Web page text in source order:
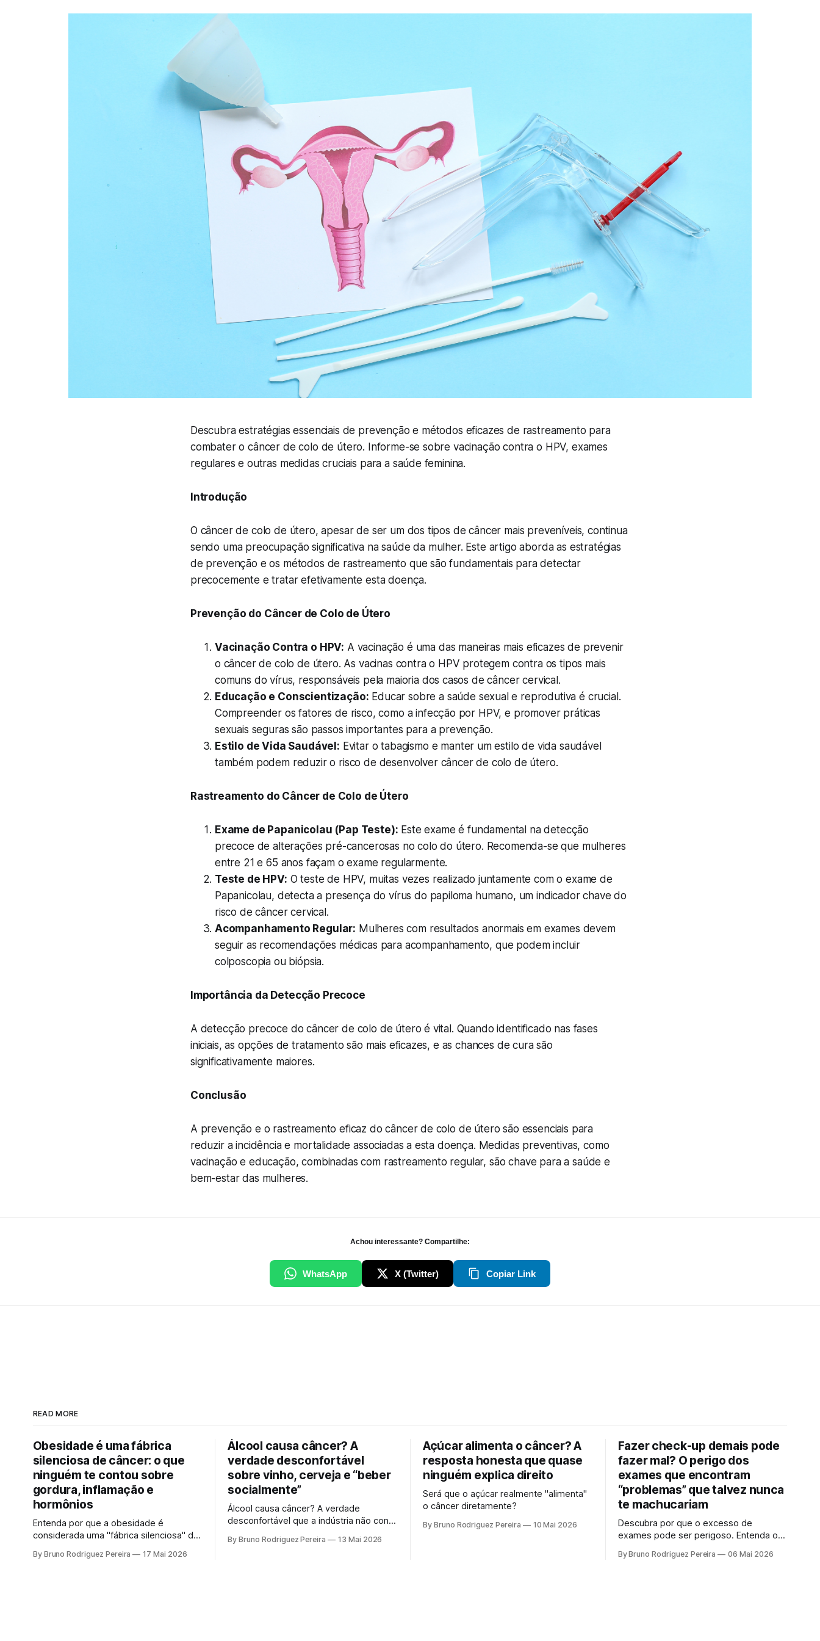
Descubra estratégias essenciais de prevenção e métodos eficazes de rastreamento para
combater o câncer de colo de útero. Informe-se sobre vacinação contra o HPV, exames
regulares e outras medidas cruciais para a saúde feminina.
Introdução
O câncer de colo de útero, apesar de ser um dos tipos de câncer mais preveníveis, continua
sendo uma preocupação significativa na saúde da mulher. Este artigo aborda as estratégias
de prevenção e os métodos de rastreamento que são fundamentais para detectar
precocemente e tratar efetivamente esta doença.
Prevenção do Câncer de Colo de Útero
Vacinação Contra o HPV: A vacinação é uma das maneiras mais eficazes de prevenir
o câncer de colo de útero. As vacinas contra o HPV protegem contra os tipos mais
comuns do vírus, responsáveis pela maioria dos casos de câncer cervical.
Educação e Conscientização: Educar sobre a saúde sexual e reprodutiva é crucial.
Compreender os fatores de risco, como a infecção por HPV, e promover práticas
sexuais seguras são passos importantes para a prevenção.
Estilo de Vida Saudável: Evitar o tabagismo e manter um estilo de vida saudável
também podem reduzir o risco de desenvolver câncer de colo de útero.
Rastreamento do Câncer de Colo de Útero
Exame de Papanicolau (Pap Teste): Este exame é fundamental na detecção
precoce de alterações pré-cancerosas no colo do útero. Recomenda-se que mulheres
entre 21 e 65 anos façam o exame regularmente.
Teste de HPV: O teste de HPV, muitas vezes realizado juntamente com o exame de
Papanicolau, detecta a presença do vírus do papiloma humano, um indicador chave do
risco de câncer cervical.
Acompanhamento Regular: Mulheres com resultados anormais em exames devem
seguir as recomendações médicas para acompanhamento, que podem incluir
colposcopia ou biópsia.
Importância da Detecção Precoce
A detecção precoce do câncer de colo de útero é vital. Quando identificado nas fases
iniciais, as opções de tratamento são mais eficazes, e as chances de cura são
significativamente maiores.
Conclusão
A prevenção e o rastreamento eficaz do câncer de colo de útero são essenciais para
reduzir a incidência e mortalidade associadas a esta doença. Medidas preventivas, como
vacinação e educação, combinadas com rastreamento regular, são chave para a saúde e
bem-estar das mulheres.
Achou interessante? Compartilhe:
WhatsApp X (Twitter) Copiar Link
READ MORE
Obesidade é uma fábrica
silenciosa de câncer: o que
ninguém te contou sobre
gordura, inflamação e
hormônios
Entenda por que a obesidade é
considerada uma "fábrica silenciosa" de
ciência por trás da gordura visceral,
By Bruno Rodriguez Pereira 17 Mai 2026
Álcool causa câncer? A
verdade desconfortável
sobre vinho, cerveja e “beber
socialmente”
Álcool causa câncer? A verdade
desconfortável que a indústria não conta
socialmente". Entenda o mecanismo
By Bruno Rodriguez Pereira 13 Mai 2026
Açúcar alimenta o câncer? A
resposta honesta que quase
ninguém explica direito
Será que o açúcar realmente "alimenta"
o câncer diretamente?
By Bruno Rodriguez Pereira 10 Mai 2026
Fazer check-up demais pode
fazer mal? O perigo dos
exames que encontram
“problemas” que talvez nunca
te machucariam
Descubra por que o excesso de
exames pode ser perigoso. Entenda o
"check-up inteligente" protege sua
By Bruno Rodriguez Pereira 06 Mai 2026